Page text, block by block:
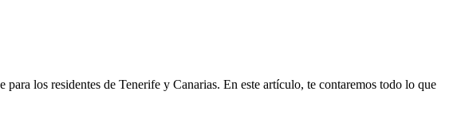
los residentes de Tenerife y Canarias. En este artículo, te contaremos todo lo que